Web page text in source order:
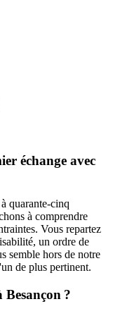
échange avec
quarante-cinq
à comprendre
Vous repartez
un ordre de
semble hors de notre
de plus pertinent.
?